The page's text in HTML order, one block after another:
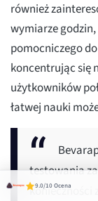
również
wymiarze
pomocniczego
koncentrując się
użytkowników
łatwej nauki
testowania
konieczności
9.0/10 Ocena